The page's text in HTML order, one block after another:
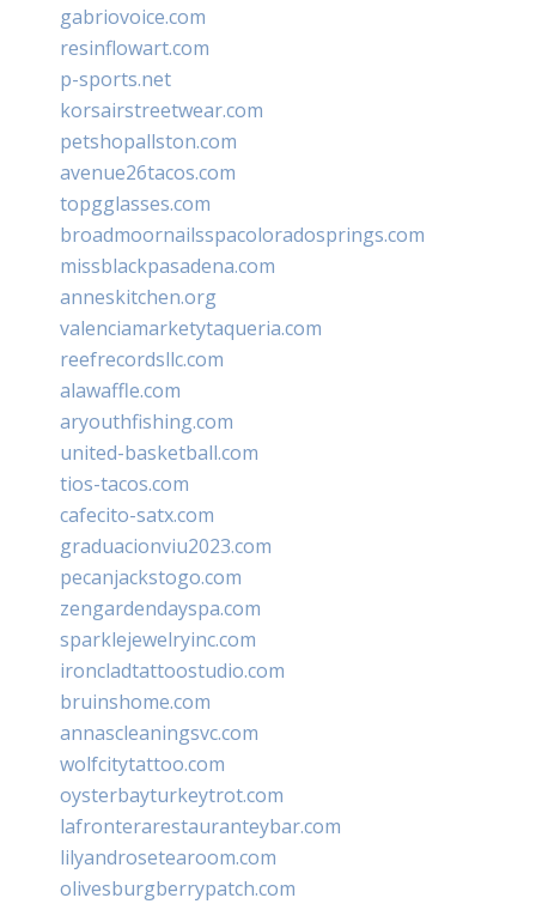
gabriovoice.com
resinflowart.com
p-sports.net
korsairstreetwear.com
petshopallston.com
avenue26tacos.com
topgglasses.com
broadmoornailsspacoloradosprings.com
missblackpasadena.com
anneskitchen.org
valenciamarketytaqueria.com
reefrecordsllc.com
alawaffle.com
aryouthfishing.com
united-basketball.com
tios-tacos.com
cafecito-satx.com
graduacionviu2023.com
pecanjackstogo.com
zengardendayspa.com
sparklejewelryinc.com
ironcladtattoostudio.com
bruinshome.com
annascleaningsvc.com
wolfcitytattoo.com
oysterbayturkeytrot.com
lafronterarestauranteybar.com
lilyandrosetearoom.com
olivesburgberrypatch.com